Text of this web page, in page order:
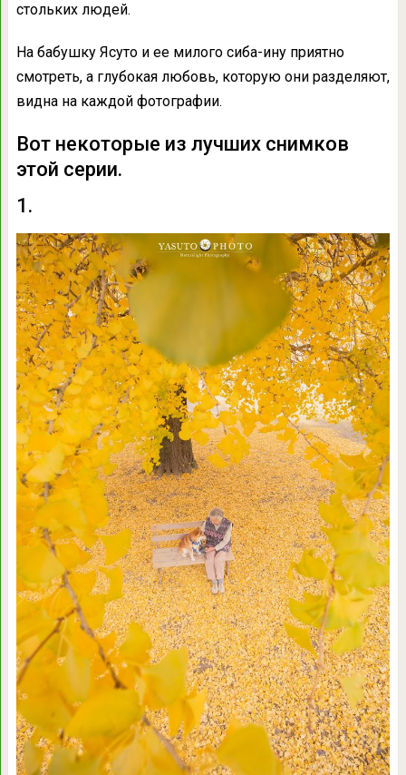
стольких людей.
На бабушку Ясуто и ее милого сиба-ину приятно
смотреть, а глубокая любовь, которую они разделяют,
видна на каждой фотографии.
Вот некоторые из лучших снимков
этой серии.
1.